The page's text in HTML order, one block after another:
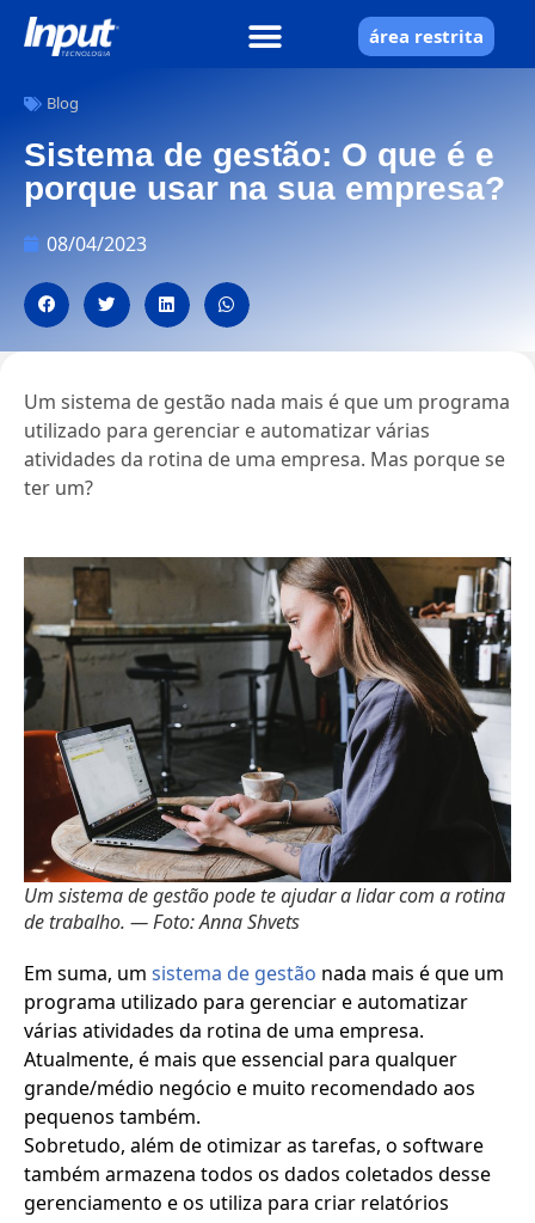
área restrita
Blog
Sistema de gestão: O que é e
porque usar na sua empresa?
08/04/2023
Um sistema de gestão nada mais é que um programa
utilizado para gerenciar e automatizar várias
atividades da rotina de uma empresa. Mas porque se
ter um?
Um sistema de gestão pode te ajudar a lidar com a rotina
de trabalho. — Foto: Anna Shvets
Em suma, um sistema de gestão nada mais é que um
programa utilizado para gerenciar e automatizar
várias atividades da rotina de uma empresa.
Atualmente, é mais que essencial para qualquer
grande/médio negócio e muito recomendado aos
pequenos também.
Sobretudo, além de otimizar as tarefas, o software
também armazena todos os dados coletados desse
gerenciamento e os utiliza para criar relatórios